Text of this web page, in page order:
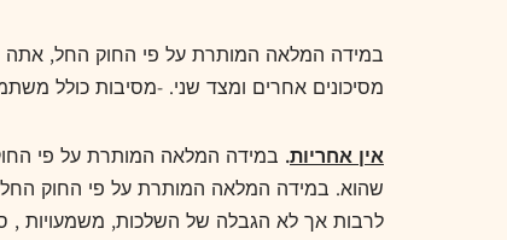
במידה המלאה המותרת על פי החוק החל, אתה
מסיכונים אחרים ומצד שני. -מסיבות כולל
אין אחריות.
שהוא. במידה המלאה המותרת על פי החוק